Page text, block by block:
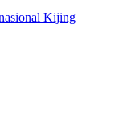
Kijing